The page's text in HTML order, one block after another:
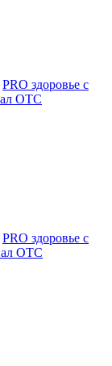
PRO здоровье с
ОТС
PRO здоровье с
ОТС